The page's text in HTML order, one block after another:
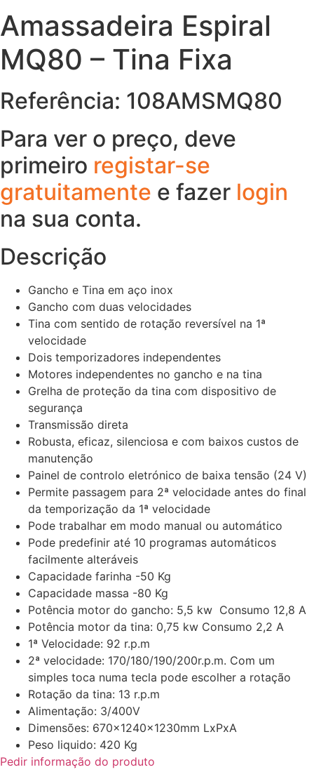
Amassadeira Espiral
MQ80 – Tina Fixa
Referência: 108AMSMQ80
Para ver o preço, deve
primeiro registar-se
gratuitamente e fazer login
na sua conta.
Descrição
Gancho e Tina em aço inox
Gancho com duas velocidades
Tina com sentido de rotação reversível na 1ª
velocidade
Dois temporizadores independentes
Motores independentes no gancho e na tina
Grelha de proteção da tina com dispositivo de
segurança
Transmissão direta
Robusta, eficaz, silenciosa e com baixos custos de
manutenção
Painel de controlo eletrónico de baixa tensão (24 V)
Permite passagem para 2ª velocidade antes do final
da temporização da 1ª velocidade
Pode trabalhar em modo manual ou automático
Pode predefinir até 10 programas automáticos
facilmente alteráveis
Capacidade farinha -50 Kg
Capacidade massa -80 Kg
Potência motor do gancho: 5,5 kw Consumo 12,8 A
Potência motor da tina: 0,75 kw Consumo 2,2 A
1ª Velocidade: 92 r.p.m
2ª velocidade: 170/180/190/200r.p.m. Com um
simples toca numa tecla pode escolher a rotação
Rotação da tina: 13 r.p.m
Alimentação: 3/400V
Dimensões: 670x1240x1230mm LxPxA
Peso liquido: 420 Kg
Pedir informação do produto